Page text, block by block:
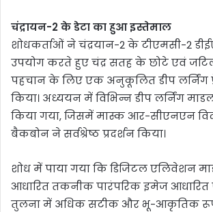
चंद्रायन-2 के डेटा का हुआ इस्तेमाल
शोधकर्ताओं ने चंद्रयान-2 के टीएमसी-2
उपयोग करते हुए चंद्र सतह के छोटे एवं
पहचान के लिए एक अनुकूलित डीप लर्निंग
किया। अध्ययन में विभिन्न डीप लर्निंग
किया गया, जिसमें मास्क आर-सीएनएन
बैकबोन ने सर्वश्रेष्ठ प्रदर्शन किया।
शोध में पाया गया कि डिजिटल एलिवेशन
आधारित तकनीक पारंपरिक इमेज आधारित
तुलना में अधिक सटीक और भू-आकृतिक रूप